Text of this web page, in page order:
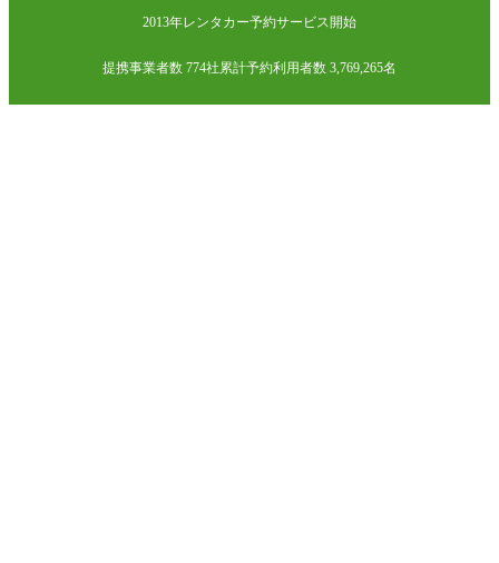
2013年レンタカー予約サービス開始
提携事業者数 774社累計予約利用者数 3,769,265名